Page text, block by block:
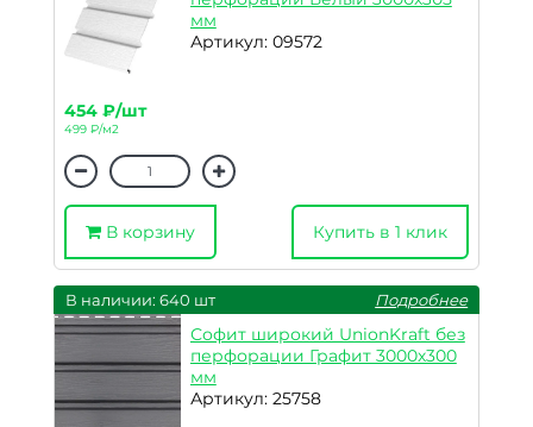
мм
Артикул: 09572
454 ₽/шт
499 ₽/м2
В корзину Купить в 1 клик
В наличии: 640 шт Подробнее
Софит широкий UnionKraft без
перфорации Графит 3000х300
мм
Артикул: 25758